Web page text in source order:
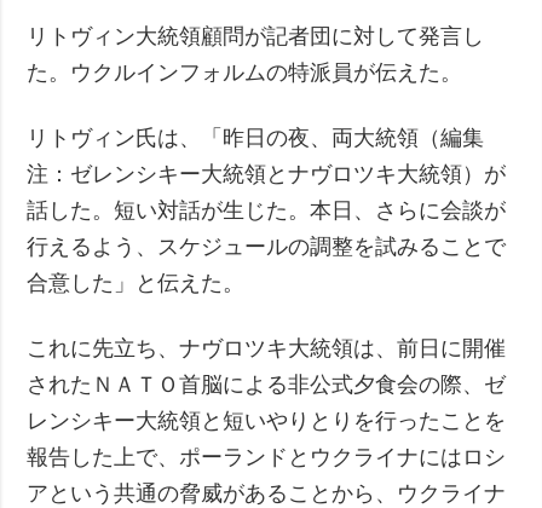
リトヴィン大統領顧問が記者団に対して発言し
た。ウクルインフォルムの特派員が伝えた。
リトヴィン氏は、「昨日の夜、両大統領（編集
注：ゼレンシキー大統領とナヴロツキ大統領）が
話した。短い対話が生じた。本日、さらに会談が
行えるよう、スケジュールの調整を試みることで
合意した」と伝えた。
これに先立ち、ナヴロツキ大統領は、前日に開催
されたＮＡＴＯ首脳による非公式夕食会の際、ゼ
レンシキー大統領と短いやりとりを行ったことを
報告した上で、ポーランドとウクライナにはロシ
アという共通の脅威があることから、ウクライナ